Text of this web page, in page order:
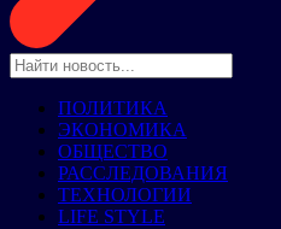
ПОЛИТИКА
ЭКОНОМИКА
ОБЩЕСТВО
РАССЛЕДОВАНИЯ
ТЕХНОЛОГИИ
LIFE STYLE